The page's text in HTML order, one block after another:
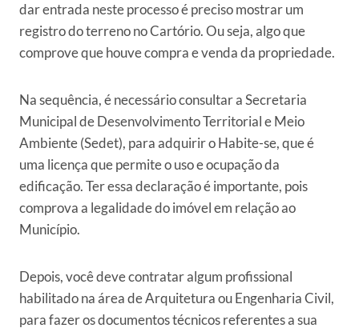
dar entrada neste processo é preciso mostrar um
registro do terreno no Cartório. Ou seja, algo que
comprove que houve compra e venda da propriedade.
Na sequência, é necessário consultar a Secretaria
Municipal de Desenvolvimento Territorial e Meio
Ambiente (Sedet), para adquirir o Habite-se, que é
uma licença que permite o uso e ocupação da
edificação. Ter essa declaração é importante, pois
comprova a legalidade do imóvel em relação ao
Município.
Depois, você deve contratar algum profissional
habilitado na área de Arquitetura ou Engenharia Civil,
para fazer os documentos técnicos referentes a sua